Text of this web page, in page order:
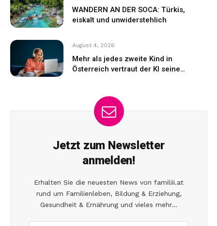
WANDERN AN DER SOCA: Türkis,
eiskalt und unwiderstehlich
August 4, 2026
Mehr als jedes zweite Kind in
Österreich vertraut der KI seine
Jetzt zum Newsletter
anmelden!
Erhalten Sie die neuesten News von familiii.at
rund um Familienleben, Bildung & Erziehung,
Gesundheit & Ernährung und vieles mehr...